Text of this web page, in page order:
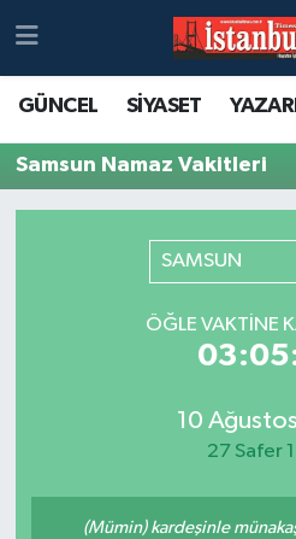
GÜNCEL SİYASET
Samsun Namaz Vakitleri
SAMSUN
ÖĞLE VAKTINE
10
27 Safer
(Mümin) kardeşinle